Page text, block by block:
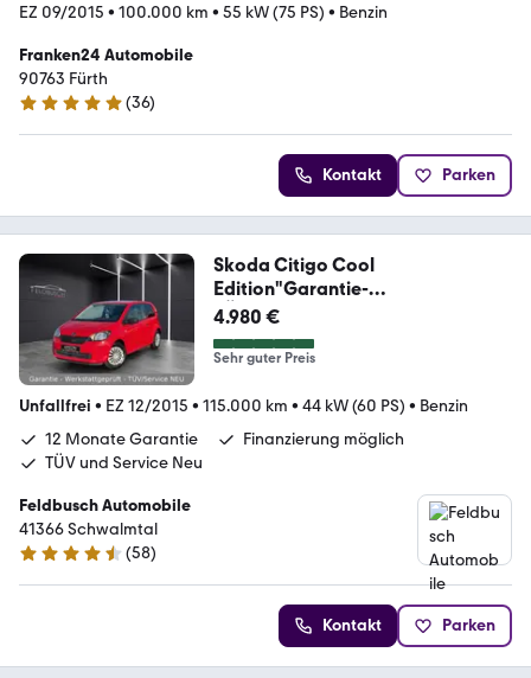
EZ 09/2015 • 100.000 km • 55 kW (75 PS) • Benzin
Franken24 Automobile
90763 Fürth
4.8 Sterne
(36)
Kontakt Parken
Skoda Citigo Cool
Edition"Garantie-
TÜV/ServiceNEU"
4.980 €
Sehr guter Preis
Unfallfrei • EZ 12/2015 • 115.000 km • 44 kW (60 PS) • Benzin
12 Monate Garantie
Finanzierung möglich
TÜV und Service Neu
Feldbusch Automobile
41366 Schwalmtal
4.5 Sterne
(58)
Kontakt Parken